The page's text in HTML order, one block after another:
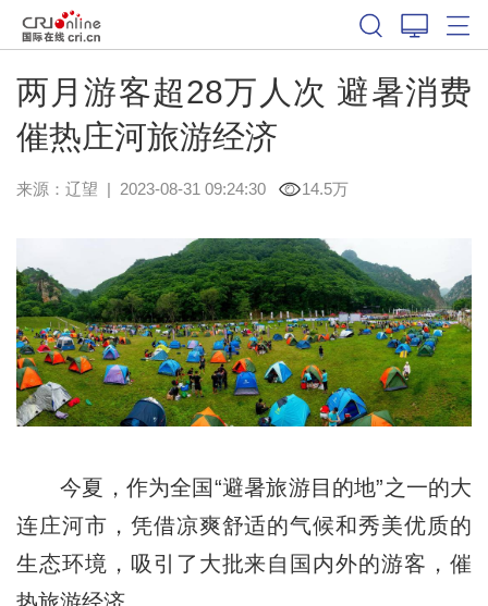
两月游客超28万人次 避暑消费
催热庄河旅游经济
来源： 辽望 | 2023-08-31 09:24:30 14.5万
今夏，作为全国“避暑旅游目的地”之一的大
连庄河市，凭借凉爽舒适的气候和秀美优质的
生态环境，吸引了大批来自国内外的游客，催